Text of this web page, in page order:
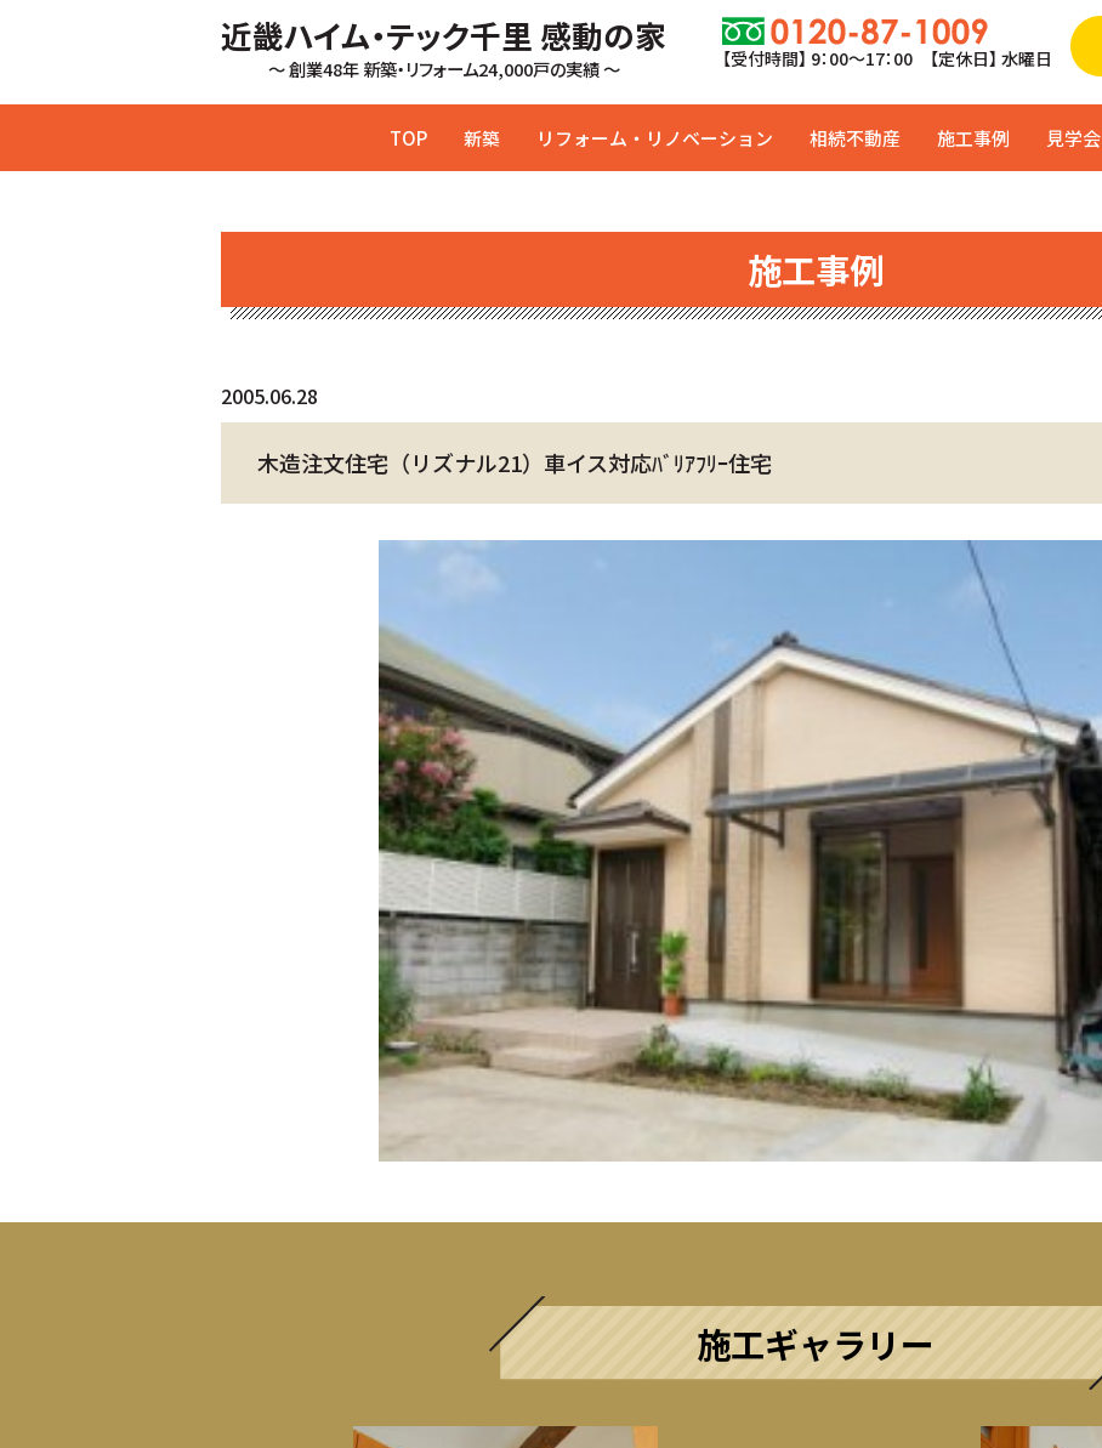
近畿ハイム・テック千里 感動の家
～ 創業48年 新築・リフォーム24,000戸の実績 ～ 【受付時間】 9：00〜17：00 【定休日】 水曜日
TOP 新築 リフォーム・リノベーション 相続不動産 施工事例 見学会
施工事例
2005.06.28
木造注文住宅（リズナル21）車イス対応ﾊﾞﾘｱﾌﾘｰ住宅
施工ギャラリー